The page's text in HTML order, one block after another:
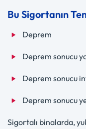
Bu Sigortanın
Deprem
Deprem sonucu
Deprem sonucu
Deprem sonucu
Sigortalı binalarda,